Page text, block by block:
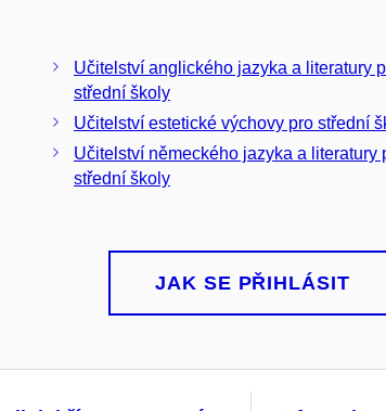
Učitelství anglického jazyka a literatury
střední školy
Učitelství estetické výchovy pro střední
Učitelství německého jazyka a literatury
střední školy
JAK SE PŘIHLÁSIT